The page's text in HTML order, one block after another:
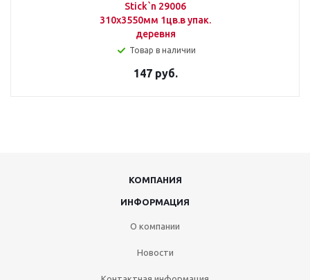
Stick`n 29006
310x3550мм 1цв.в упак.
деревня
Товар в наличии
147 руб.
КОМПАНИЯ
ИНФОРМАЦИЯ
О компании
Новости